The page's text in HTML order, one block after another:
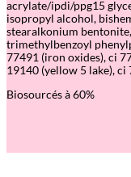
r
e
e
n
F
l
s
acrylate/ipdi/ppg15
isopropyl alcohol,
stearalkonium
trimethylbenzoyl
77491 (iron oxides), ci
19140 (yellow 5 lake), ci
Biosourcés à 60%